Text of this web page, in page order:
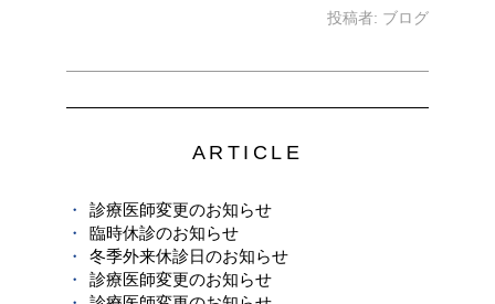
投稿者: ブログ
ARTICLE
診療医師変更のお知らせ
臨時休診のお知らせ
冬季外来休診日のお知らせ
診療医師変更のお知らせ